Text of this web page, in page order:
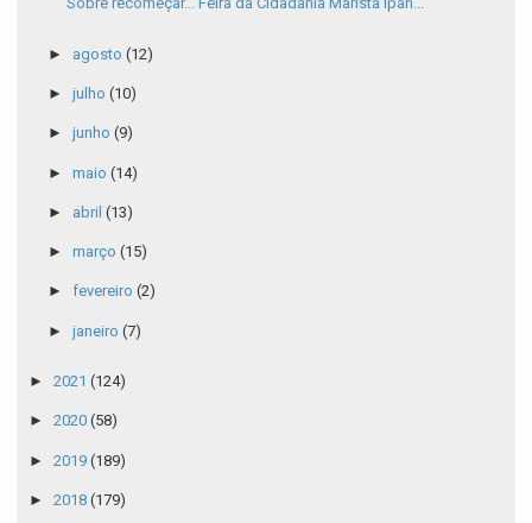
► agosto (12)
► julho (10)
► junho (9)
► maio (14)
► abril (13)
► março (15)
► fevereiro (2)
► janeiro (7)
► 2021 (124)
► 2020 (58)
► 2019 (189)
► 2018 (179)